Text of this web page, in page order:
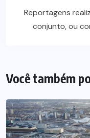
Reportagens
conjunto, ou
Você também